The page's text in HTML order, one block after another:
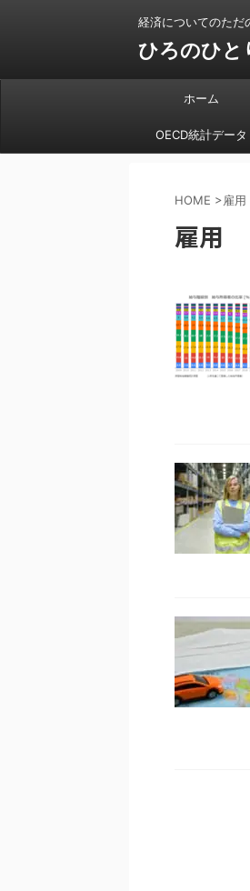
経済についてのただ
ひろのひと
ホーム
OECD統計データ
HOME >雇用
雇用